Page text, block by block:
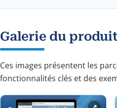
Galerie du
Ces images présentent les
fonctionnalités clés et des